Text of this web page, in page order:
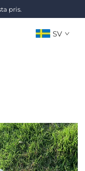
pris.
SV